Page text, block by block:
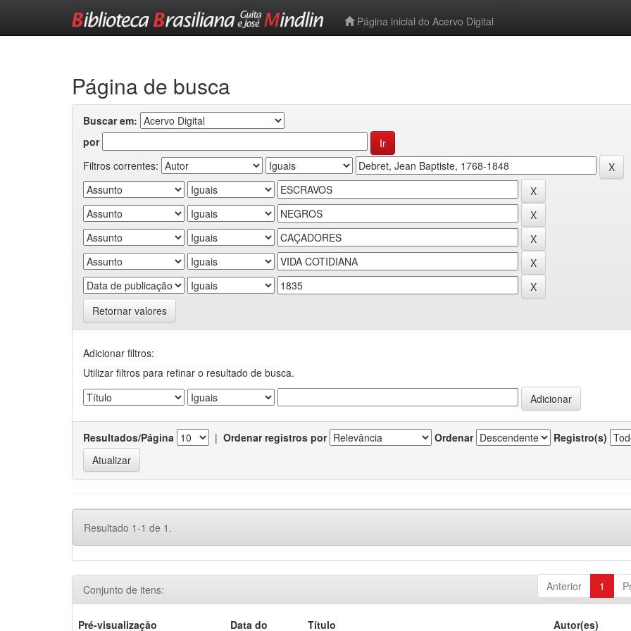
Página inicial do Acervo Digital
Página de busca
Buscar em:
por
Filtros correntes:
Retornar valores
Adicionar filtros:
Utilizar filtros para refinar o resultado de busca.
Resultados/Página | Ordenar registros por Ordenar Registro(s)
Resultado 1-1 de 1.
Anterior 1
Conjunto de itens:
Pré-visualização Data do Título Autor(es)